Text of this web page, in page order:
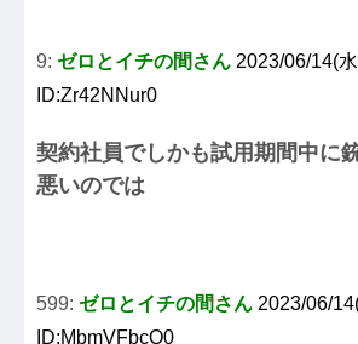
9: ゼロとイチの間さん 2023/06/14(
ID:Zr42NNur0
契約社員でしかも試用期間中に
悪いのでは
599: ゼロとイチの間さん 2023/06/
ID:MbmVFbcQ0